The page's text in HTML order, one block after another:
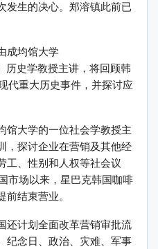
发生的决心。郑溶镇此前已
成均馆大学
历史学教授主讲，将回顾韩
代重大历史事件，并探讨应
馆大学的一位社会学教授主
，探讨企业在营销及其他经
工、性别和人权等社会议
市场以来，星巴克韩国咖啡
结束营业。
还计划全面改革营销审批流
纪念日、政治、灾难、军事